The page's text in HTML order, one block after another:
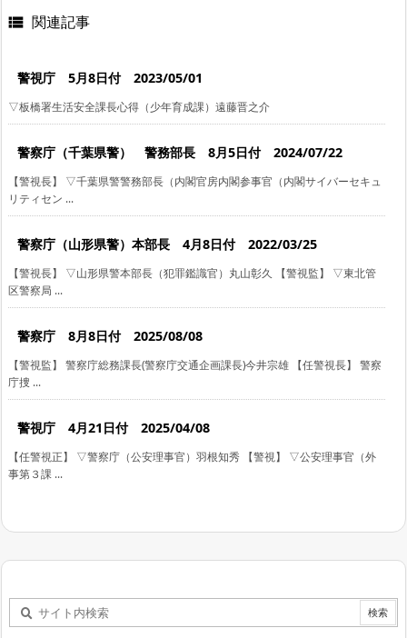
 関連記事
警視庁 5月8日付 2023/05/01
▽板橋署生活安全課長心得（少年育成課）遠藤晋之介
警察庁（千葉県警） 警務部長 8月5日付 2024/07/22
【警視長】 ▽千葉県警警務部長（内閣官房内閣参事官（内閣サイバーセキュ
リティセン ...
警察庁（山形県警）本部長 4月8日付 2022/03/25
【警視長】 ▽山形県警本部長（犯罪鑑識官）丸山彰久 【警視監】 ▽東北管
区警察局 ...
警察庁 8月8日付 2025/08/08
【警視監】 警察庁総務課長(警察庁交通企画課長)今井宗雄 【任警視長】 警察
庁捜 ...
警視庁 4月21日付 2025/04/08
【任警視正】 ▽警察庁（公安理事官）羽根知秀 【警視】 ▽公安理事官（外
事第３課 ...